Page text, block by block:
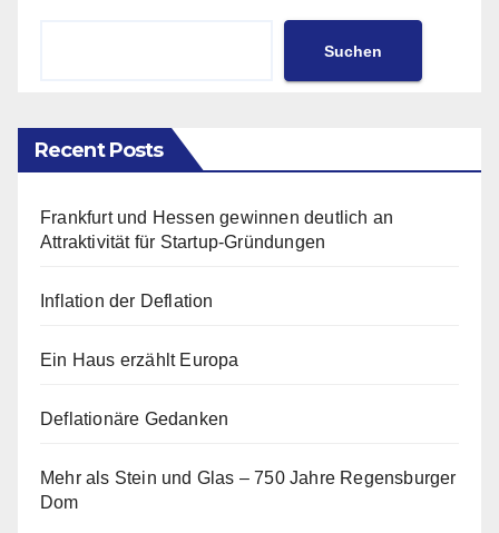
Suchen
Recent Posts
Frankfurt und Hessen gewinnen deutlich an
Attraktivität für Startup-Gründungen
Inflation der Deflation
Ein Haus erzählt Europa
Deflationäre Gedanken
Mehr als Stein und Glas – 750 Jahre Regensburger
Dom